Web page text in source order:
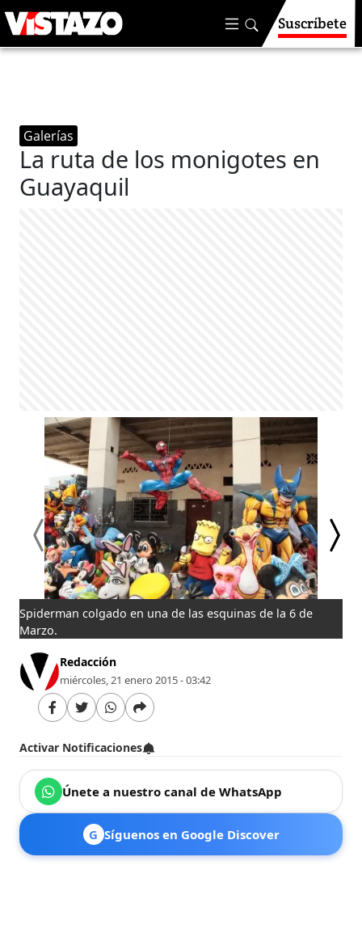
Suscríbete
Galerías
La ruta de los monigotes en
Guayaquil
Spiderman colgado en una de las esquinas de la 6 de
Marzo.
Redacción
miércoles, 21 enero 2015 - 03:42
Activar Notificaciones
Únete a nuestro canal de WhatsApp
G Síguenos en Google Discover